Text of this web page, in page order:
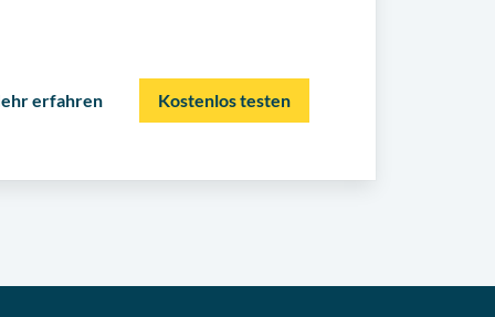
erfahren Kostenlos testen